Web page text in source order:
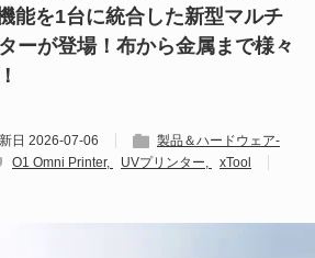
能を1台に統合した新型マルチ
ーが登場！布から金属まで様々
日 2026-07-06
製品＆ハードウェア-
O1 Omni Printer UVプリンター
xTool